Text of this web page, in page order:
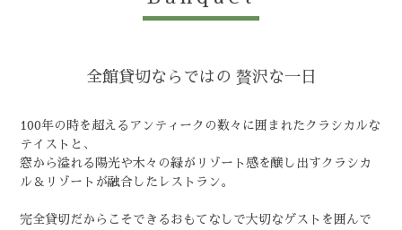
全館貸切ならではの 贅沢な一日
100年の時を超えるアンティークの数々に囲まれたクラシカルな
テイストと、
窓から溢れる陽光や木々の緑がリゾート感を醸し出すクラシカ
ル＆リゾートが融合したレストラン。
完全貸切だからこそできるおもてなしで大切なゲストを囲んで